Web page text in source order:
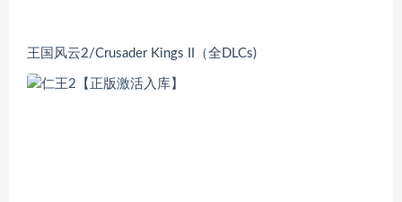
王国风云2/Crusader Kings II（全DLCs)